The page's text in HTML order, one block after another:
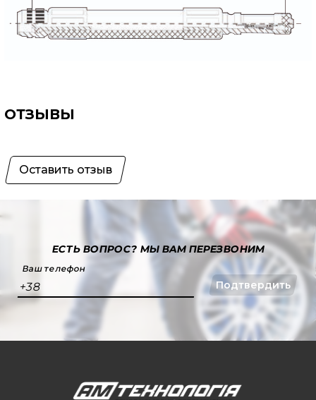
ОТЗЫВЫ
Оставить отзыв
ЕСТЬ ВОПРОС?МЫ ВАМ ПЕРЕЗВОНИМ
Ваш телефон
+38 Подтвердить